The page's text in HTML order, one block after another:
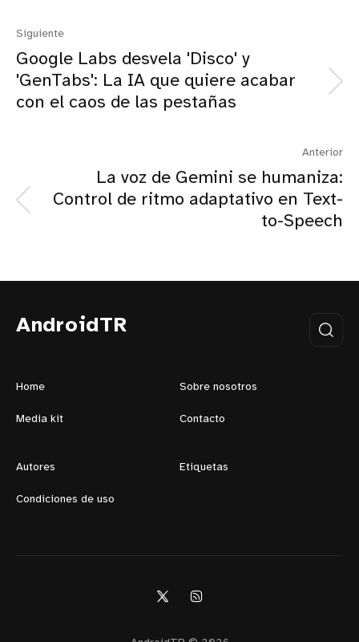
Siguiente
Google Labs desvela 'Disco' y
'GenTabs': La IA que quiere acabar
con el caos de las pestañas
Anterior
La voz de Gemini se humaniza:
Control de ritmo adaptativo en Text-
to-Speech
AndroidTR
Home Sobre nosotros
Media kit Contacto
Autores Etiquetas
Condiciones de uso